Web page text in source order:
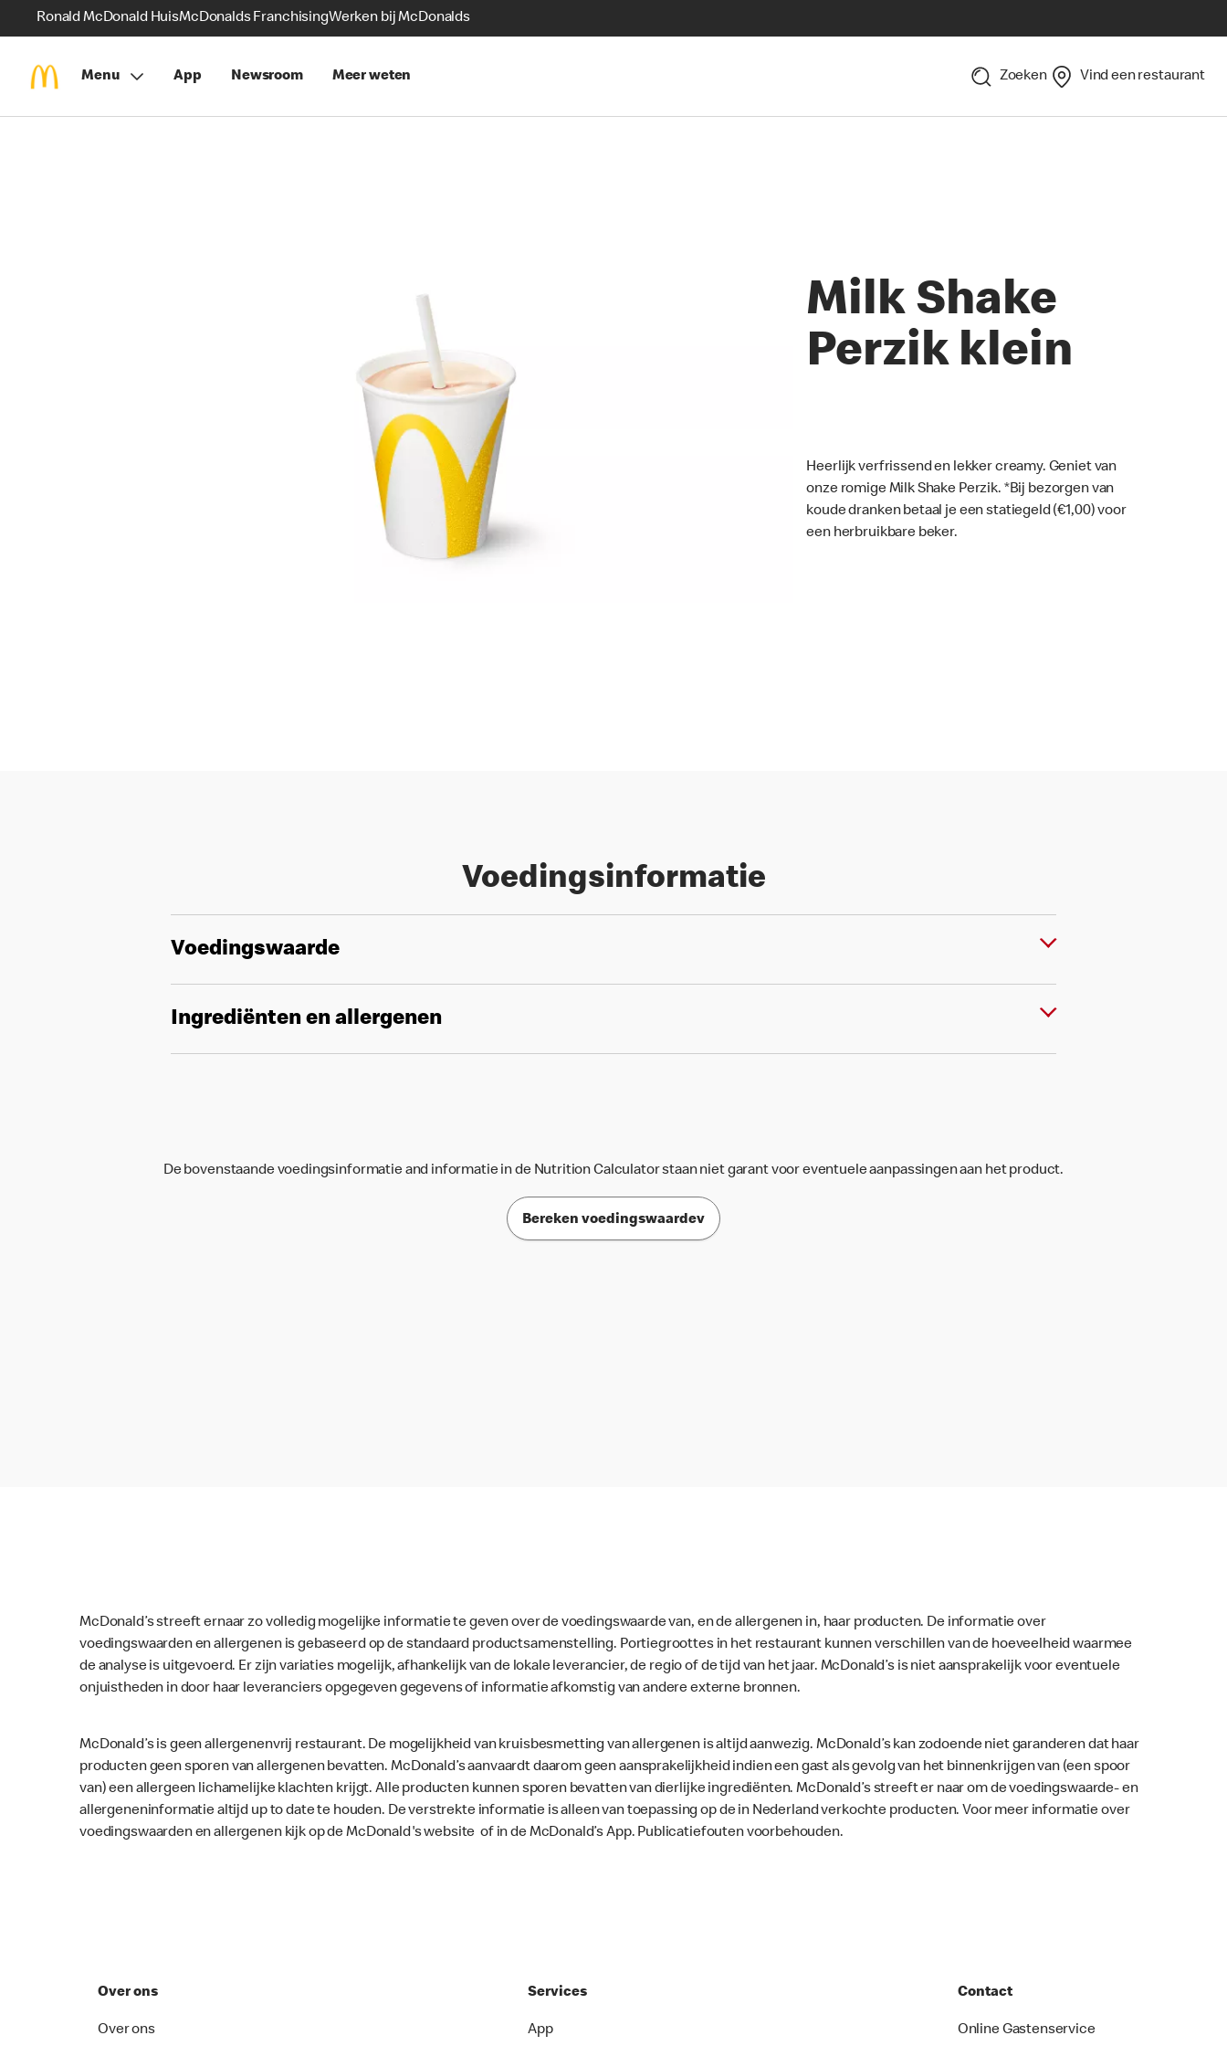
Ronald McDonald HuisMcDonalds FranchisingWerken bij McDonalds
Menu App Newsroom Meer weten Zoeken Vind een restaurant
Milk Shake
Perzik klein
Heerlijk verfrissend en lekker creamy. Geniet van
onze romige Milk Shake Perzik. *Bij bezorgen van
koude dranken betaal je een statiegeld (€1,00) voor
een herbruikbare beker.
Voedingsinformatie
Voedingswaarde
Ingrediënten en allergenen
De bovenstaande voedingsinformatie and informatie in de Nutrition Calculator staan niet garant voor eventuele aanpassingen aan het product.
Bereken voedingswaardev
McDonald’s streeft ernaar zo volledig mogelijke informatie te geven over de voedingswaarde van, en de allergenen in, haar producten. De informatie over
voedingswaarden en allergenen is gebaseerd op de standaard productsamenstelling. Portiegroottes in het restaurant kunnen verschillen van de hoeveelheid waarmee
de analyse is uitgevoerd. Er zijn variaties mogelijk, afhankelijk van de lokale leverancier, de regio of de tijd van het jaar. McDonald’s is niet aansprakelijk voor eventuele
onjuistheden in door haar leveranciers opgegeven gegevens of informatie afkomstig van andere externe bronnen.
McDonald’s is geen allergenenvrij restaurant. De mogelijkheid van kruisbesmetting van allergenen is altijd aanwezig. McDonald’s kan zodoende niet garanderen dat haar
producten geen sporen van allergenen bevatten. McDonald’s aanvaardt daarom geen aansprakelijkheid indien een gast als gevolg van het binnenkrijgen van (een spoor
van) een allergeen lichamelijke klachten krijgt. Alle producten kunnen sporen bevatten van dierlijke ingrediënten. McDonald’s streeft er naar om de voedingswaarde- en
allergeneninformatie altijd up to date te houden. De verstrekte informatie is alleen van toepassing op de in Nederland verkochte producten. Voor meer informatie over
voedingswaarden en allergenen kijk op de McDonald's website of in de McDonald’s App. Publicatiefouten voorbehouden.
Over ons
Over ons
Services
App
Contact
Online Gastenservice